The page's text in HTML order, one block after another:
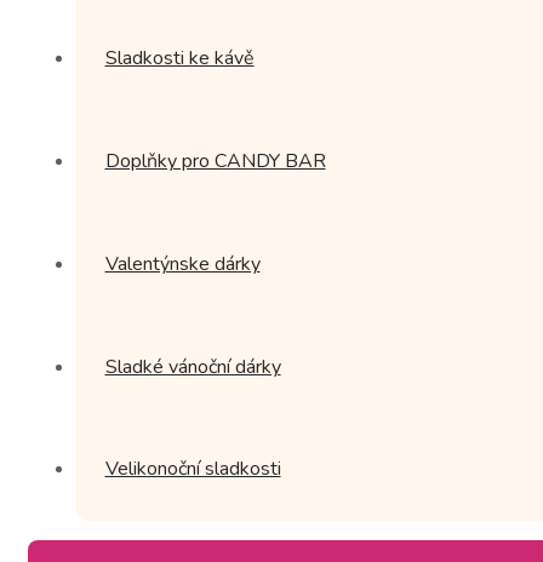
Sladkosti ke kávě
Doplňky pro CANDY BAR
Valentýnske dárky
Sladké vánoční dárky
Velikonoční sladkosti